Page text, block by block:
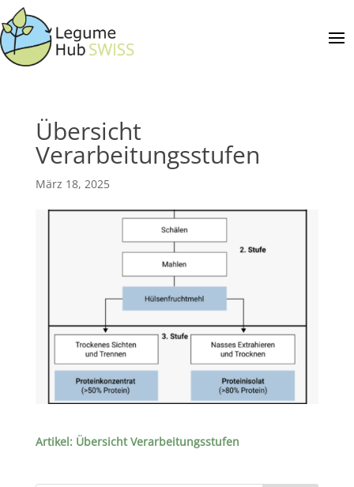
Übersicht
Verarbeitungsstufen
März 18, 2025
Artikel: Übersicht Verarbeitungsstufen